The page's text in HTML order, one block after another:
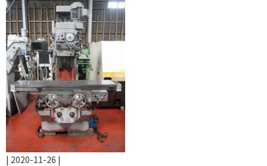
| 2020-11-26 |